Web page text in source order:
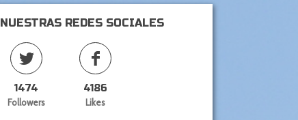
NUESTRAS REDES SOCIALES
1474
Followers
4186
Likes